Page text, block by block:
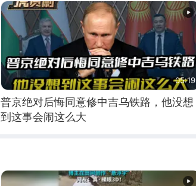
05:19
普京绝对后悔同意修中吉乌铁路，他没想
到这事会闹这么大